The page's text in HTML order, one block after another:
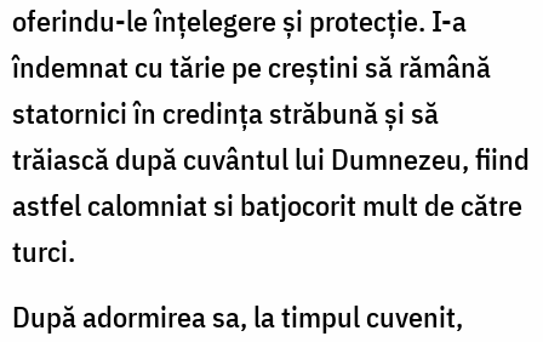
oferindu-le înțelegere și protecție. I-a
îndemnat cu tărie pe creștini să rămână
statornici în credința străbună și să
trăiască după cuvântul lui Dumnezeu, fiind
astfel calomniat si batjocorit mult de către
turci.
După adormirea sa, la timpul cuvenit,